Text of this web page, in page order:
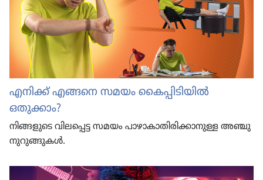
എനിക്ക്‌ എങ്ങനെ സമയം കൈപ്പി​ടി​യിൽ
ഒതുക്കാം?
നിങ്ങളു​ടെ വിലപ്പെട്ട സമയം പാഴാ​കാ​തി​രി​ക്കാ​നുള്ള അഞ്ചു
നുറു​ങ്ങു​കൾ.